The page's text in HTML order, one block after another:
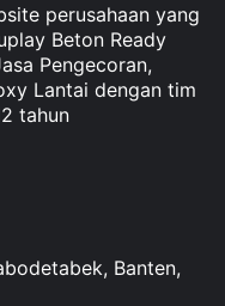
perusahaan yang
Beton Ready
Pengecoran,
Lantai dengan tim
tahun
Banten,